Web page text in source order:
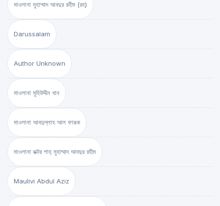
মাওলানা মুহাম্মাদ আবদুর রহীম (রহ)
Darussalam
Author Unknown
মাওলানা মুহিউদ্দীন খান
মাওলানা আবদুল্লাহ আল ফারূক
মাওলানা ডক্টর শাহ্‌ মুহাম্মাদ আবদুর রহীম
Maulivi Abdul Aziz